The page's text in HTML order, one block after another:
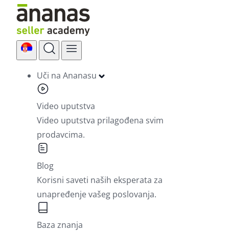
Skip
content
Uči na Ananasu
Video uputstva
Video uputstva prilagođena svim
prodavcima.
Blog
Korisni saveti naših eksperata za
unapređenje vašeg poslovanja.
Baza znanja